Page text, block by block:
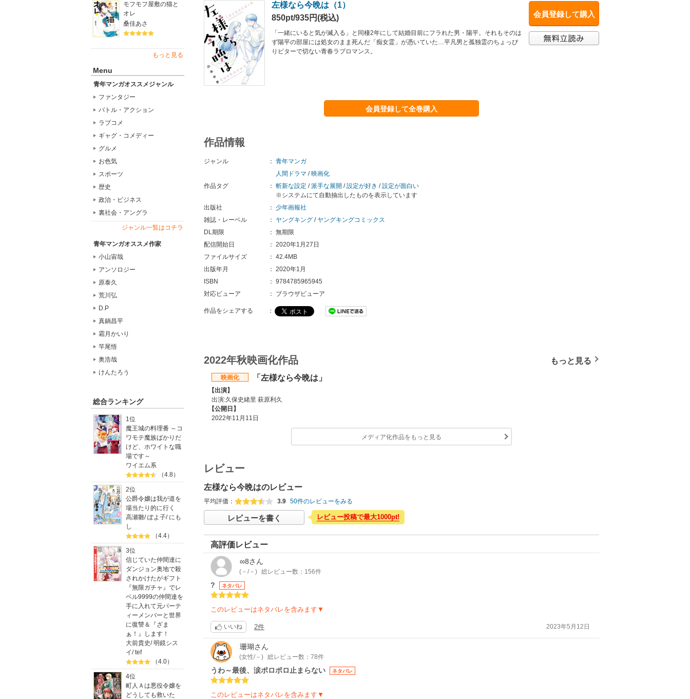
モフモフ屋敷の猫と
オレ
桑佳あさ
もっと見る
Menu
青年マンガオススメジャンル
ファンタジー
バトル・アクション
ラブコメ
ギャグ・コメディー
グルメ
お色気
スポーツ
歴史
政治・ビジネス
裏社会・アングラ
ジャンル一覧はコチラ
青年マンガオススメ作家
小山宙哉
アンソロジー
原泰久
荒川弘
D.P
真鍋昌平
霜月かいり
竿尾悟
奥浩哉
けんたろう
総合ランキング
1位
魔王城の料理番 ～コ
ワモテ魔族ばかりだ
けど、ホワイトな職
場です～
ワイエム系
（4.8）
2位
公爵令嬢は我が道を
場当たり的に行く
高瀬雛/ぽよ子/ にも
し
（4.4）
3位
信じていた仲間達に
ダンジョン奥地で殺
されかけたがギフト
『無限ガチャ』でレ
ベル9999の仲間達を
手に入れて元パーテ
ィーメンバーと世界
に復讐＆『ざま
ぁ！』します！
大前貴史/明鏡シス
イ/tef
（4.0）
4位
町人Ａは悪役令嬢を
どうしても救いた
会員登録して購入
左様なら今晩は（1）
850pt/935円(税込)
「一緒にいると気が滅入る」と同棲2年にして結婚目前にフラれた男・陽平。それもそのは
ず陽平の部屋には処女のまま死んだ「痴女霊」が憑いていた…平凡男と孤独霊のちょっぴ
りビターで切ない青春ラブロマンス。
会員登録して全巻購入
作品情報
ジャンル ： 青年マンガ
人間ドラマ /映画化
作品タグ
： 斬新な設定 /派手な展開 /設定が好き /設定が面白い
※システムにて自動抽出したものを表示しています
出版社
：
少年画報社
雑誌・レーベル
： ヤングキング / ヤングキングコミックス
DL期限
： 無期限
配信開始日
： 2020年1月27日
ファイルサイズ
： 42.4MB
出版年月
： 2020年1月
ISBN
： 9784785965945
対応ビューア
： ブラウザビューア
作品をシェアする ：
2022年秋映画化作品 もっと見る
映画化 「左様なら今晩は」
【出演】
出演:久保史緒里 萩原利久
【公開日】
2022年11月11日
メディア化作品をもっと見る
レビュー
左様なら今晩はのレビュー
平均評価： 3.9 50件のレビューをみる
レビューを書く レビュー投稿で最大1000pt!
高評価レビュー
∞8さん
(－/－) 総レビュー数：156件
? ネタバレ
このレビューはネタバレを含みます▼
いいね 2件 2023年5月12日
珊瑚さん
(女性/－) 総レビュー数：78件
うわ～最後、涙ポロポロ止まらない ネタバレ
このレビューはネタバレを含みます▼